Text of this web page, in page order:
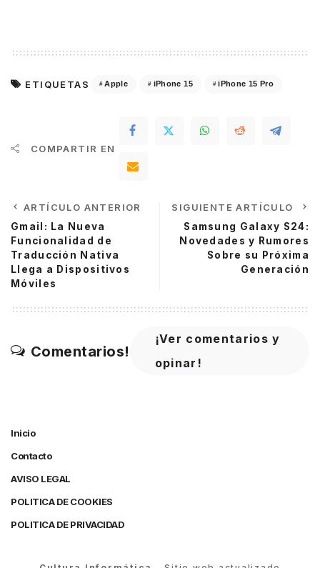
ETIQUETAS Apple iPhone 15 iPhone 15 Pro
COMPARTIR EN
ARTÍCULO ANTERIOR
Gmail: La Nueva
Funcionalidad de
Traducción Nativa
Llega a Dispositivos
Móviles
SIGUIENTE ARTÍCULO
Samsung Galaxy S24:
Novedades y Rumores
Sobre su Próxima
Generación
Comentarios!
¡Ver comentarios y
opinar!
Inicio
Contacto
AVISO LEGAL
POLITICA DE COOKIES
POLITICA DE PRIVACIDAD